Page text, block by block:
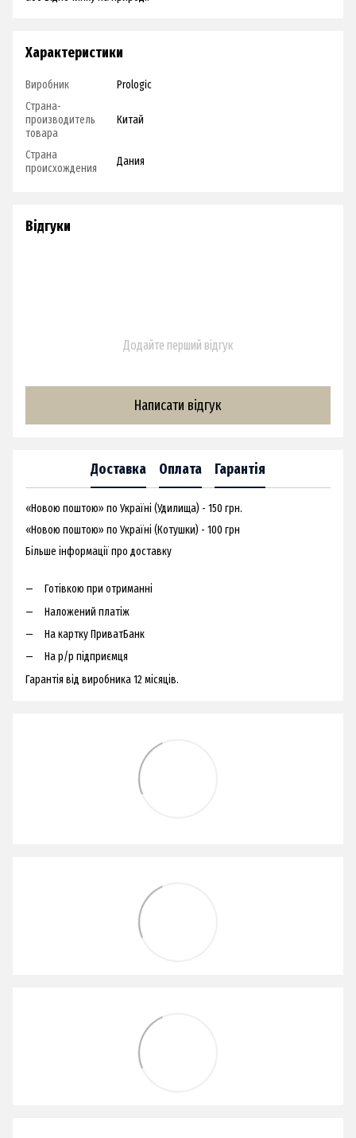
Характеристики
Виробник
Prologic
Страна-
производитель
товара
Китай
Страна
происхождения
Дания
Відгуки
Додайте перший відгук
Написати відгук
Доставка Оплата Гарантія
«Новою поштою» по Україні (Удилища) - 150 грн.
«Новою поштою» по Україні (Котушки) - 100 грн
Більше інформації про доставку
Готівкою при отриманні
Наложений платіж
На картку ПриватБанк
На р/р підприємця
Гарантія від виробника 12 місяців.